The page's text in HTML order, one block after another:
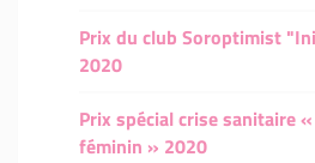
Prix du club Soroptimist
2020
Prix spécial crise sanitaire
féminin » 2020